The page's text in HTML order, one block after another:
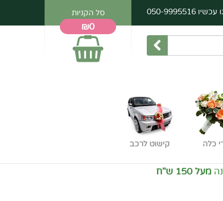
סל הקניות
₪0
עכשיו 050-9995516
כלה קישוט לרכב